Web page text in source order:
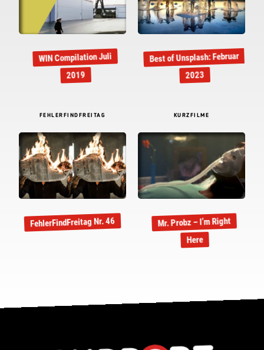
WIN Compilation Juli
2019
Best of Unsplash: Februar
2023
FEHLERFINDFREITAG
FehlerFindFreitag Nr. 46
KURZFILME
Mr. Probz – I’m Right
Here